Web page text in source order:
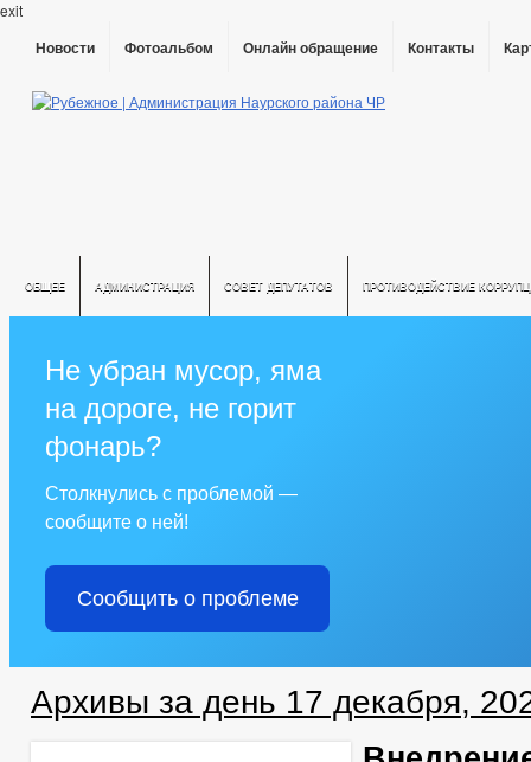
exit
Новости Фотоальбом Онлайн обращение Контакты
ОБЩЕЕ АДМИНИСТРАЦИЯ СОВЕТ ДЕПУТАТОВ ПРОТИВОДЕЙСТВИЕ
Не убран мусор, яма
на дороге, не горит
фонарь?
Столкнулись с проблемой —
сообщите о ней!
Сообщить о проблеме
Архивы за день 17 декабря,